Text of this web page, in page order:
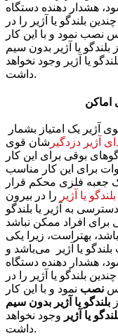
هشدار دهنده دستگاه
بلندگو یا آژیر را در
نصب نمود و با این کار
بلندگو یا آژیر بدون سیم
یا آژیر وجود نخواهد
داشت.
اماکن
آژیر یک امتیاز بشمار
آژیر دزدگیر شان قوی
بوقی برای این کار
وات برای این کار مناسب
جعبه فلزی محکم قرار
بلندگو یا آژیر را در بیرون
به آژیر یا بلندگو
بهتراست، زیرا یکی
یا آژیر می‌باشد و
هشدار دهنده دستگاه
بلندگو یا آژیر را در
نصب نمود و با این کار
بلندگو یا آژیر بدون سیم
یا آژیر وجود نخواهد
داشت.